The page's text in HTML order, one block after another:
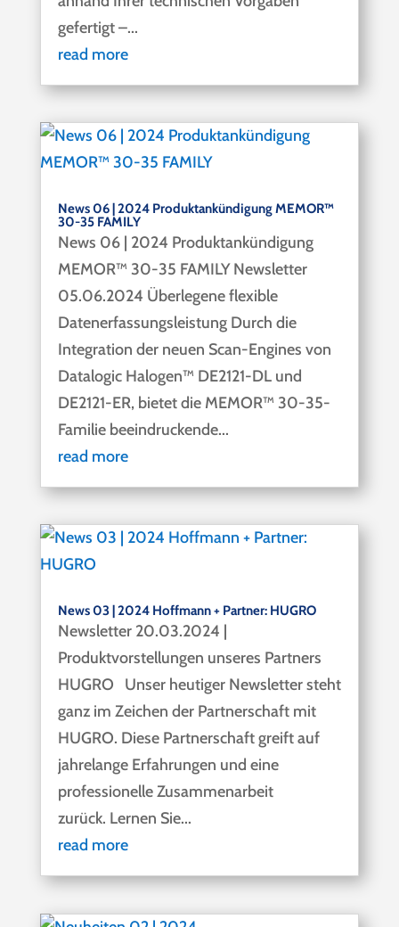
gefertigt –...
read more
News 06 | 2024 Produktankündigung MEMOR™
30-35 FAMILY
​News 06 | 2024 Produktankündigung
MEMOR™ 30-35 FAMILY Newsletter
05.06.2024 Überlegene flexible
Datenerfassungsleistung Durch die
Integration der neuen Scan-Engines von
Datalogic Halogen™ DE2121-DL und
DE2121-ER, bietet die MEMOR™ 30-35-
Familie beeindruckende...
read more
News 03 | 2024 Hoffmann + Partner: HUGRO
Newsletter 20.03.2024 |
Produktvorstellungen unseres Partners
HUGRO Unser heutiger Newsletter steht
ganz im Zeichen der Partnerschaft mit
HUGRO. Diese Partnerschaft greift auf
jahrelange Erfahrungen und eine
professionelle Zusammenarbeit
zurück. Lernen Sie...
read more